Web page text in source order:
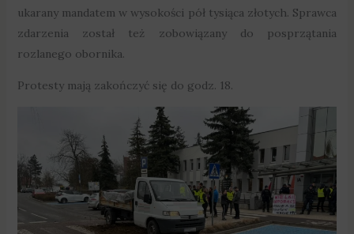
ukarany mandatem w wysokości pół tysiąca złotych. Sprawca
zdarzenia został też zobowiązany do posprzątania
rozlanego obornika.
Protesty mają zakończyć się do godz. 18.